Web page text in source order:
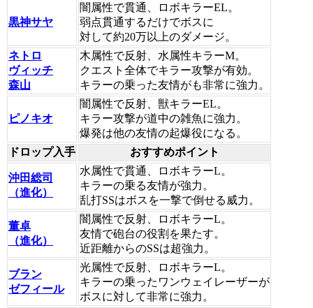
黒神サヤ
闇属性で貫通、ロボキラーEL。
弱点貫通するだけでボスに
対して約20万以上のダメージ。
ネトロ
ヴィッチ
森山
木属性で反射、水属性キラーM。
クエスト全体でキラー攻撃が有効。
キラーの乗った友情がも非常に強力。
ピノキオ
闇属性で反射、獣キラーEL。
キラー攻撃が道中の雑魚に強力。
爆発は他の友情の起爆役になる。
ドロップ入手
おすすめポイント
沖田総司
（進化）
水属性で貫通、ロボキラーL。
キラーの乗る友情が強力。
乱打SSはボスを一撃で倒せる威力。
董卓
（進化）
闇属性で反射、ロボキラーL。
友情で砲台の役割を果たす。
近距離からのSSは超強力。
ブラン
ゼフィール
光属性で反射、ロボキラーL。
キラーの乗ったワンウェイレーザーが
ボスに対して非常に強力。